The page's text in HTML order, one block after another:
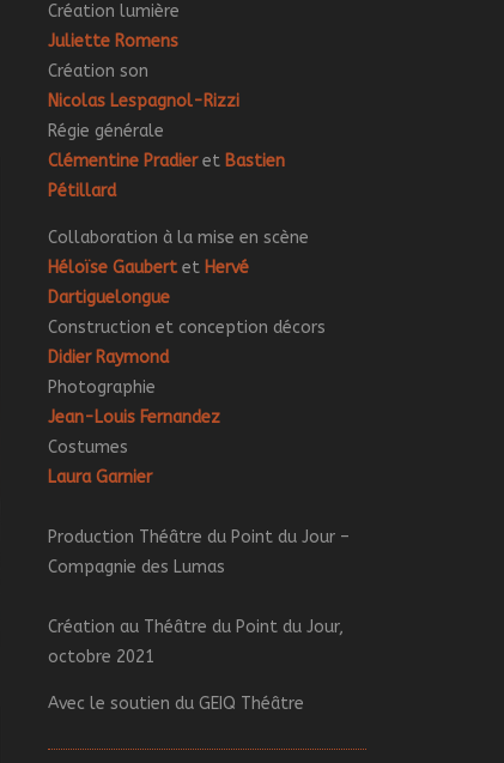
Création lumière
Juliette Romens
Création son
Nicolas Lespagnol-Rizzi
Régie générale
Clémentine Pradieret Bastien
Pétillard
Collaboration à la mise en scène
Héloïse Gaubertet Hervé
Dartiguelongue
Construction et conception décors
Didier Raymond
Photographie
Jean-Louis Fernandez
Costumes
Laura Garnier
Production Théâtre du Point du Jour –
Compagnie des Lumas
Création au Théâtre du Point du Jour,
octobre 2021
Avec le soutien du GEIQ Théâtre